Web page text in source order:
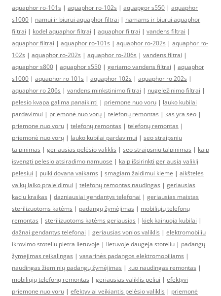
aquaphor ro-101s | aquaphor ro-102s | aquapgor s550 | aquaphor
s1000 | namui ir biurui aquaphor filtrai | namams ir biurui aquaphor
filtrai | kodel aquaphor filtrai | aquaphor filtrai | vandens filtrai |
aquaphor filtrai | aquaphor ro-101s | aquaphor ro-202s | aquaphor ro-
102s | aquaphor ro-202s | aquaphor ro-206s | vandens filtrai |
aquaphor s800 | aquaphor s550 | geriamo vandens filtrai | aquaphor
s1000 | aquaphor ro 101s | aquaphor 102s | aquaphor ro 202s |
aquaphor ro 206s | vandens minkstinimo filtrai | nugeležinimo filtrai |
pelesio kvapa galima panaikinti | priemone nuo voru | lauko kubilai
pardavimui | priemonė nuo vorų | telefonų remontas | kas yra seo |
priemone nuo voru | telefonų remontas | telefonų remontas |
priemonė nuo vorų | lauko kubilai pardavimui | seo straipsniu
talpinimas | geriausias pelėsio valiklis | seo straipsniu talpinimas | kaip
isvengti pelesio atsiradimo namuose | kaip išsirinkti geriausią valiklį
pelėsiui | puiki dovana vaikams | smagiam žaidimui kieme | aikštelės
vaikų laiko praleidimui | telefonų remontas naudingas | geriausias
kaciu kraikas | dazniausiai gendantys telefonai | geriausias maistas
sterilizuotoms katėms | padangų žymėjimas | mobiliųjų telefonų
remontas | sterilizuotoms katėms geriausias | kiek kainuoja kubilai |
dažnai gendantys telefonai | geriausias vonios valiklis | elektromobiliu
ikrovimo stoteliu pletra lietuvoje | lietuvoje daugeja stoteliu | padangų
žymėjimas reikalingas | vasarinės padangos elektromobiliams |
naudingas žieminių padangų žymėjimas | kuo naudingas remontas |
mobiliųjų telefonų remontas | geriausias valiklis peliui | efektyvi
priemone nuo voru | efektyviai veikiantis pelėsio valiklis | priemonė